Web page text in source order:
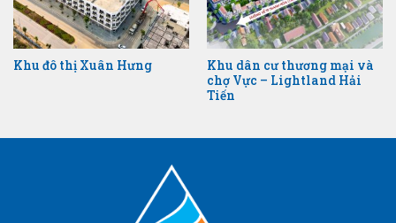
Khu đô thị Xuân Hưng
Khu dân cư thương mại và
chợ Vực – Lightland Hải
Tiến